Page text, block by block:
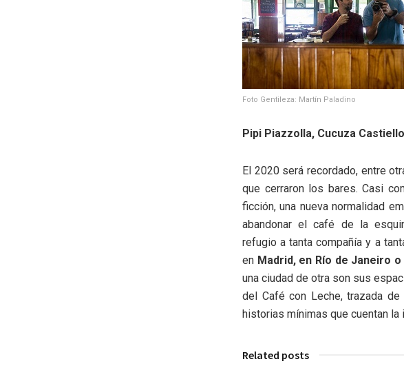
Foto Gentileza: Martín Paladino
Pipi Piazzolla, Cucuza
El 2020 será recordado, entre
que cerraron los bares. Casi
ficción, una nueva normalidad
abandonar el café de la
refugio a tanta compañía y a
en Madrid, en Río de Janeiro
una ciudad de otra son sus
del Café con Leche, trazada
historias mínimas que cuentan
Related posts